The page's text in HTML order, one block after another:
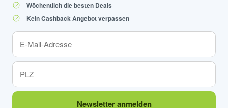
Wöchentlich die besten Deals
Kein Cashback Angebot verpassen
Newsletter anmelden